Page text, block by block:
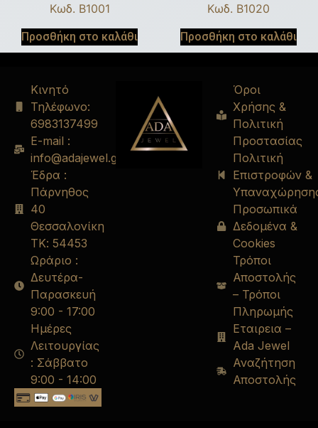
Κωδ. B1001
Προσθήκη στο καλάθι
Κωδ. B1020
Προσθήκη στο καλάθι
Κινητό
Τηλέφωνο:
6983137499
E-mail :
info@adajewel.gr
Έδρα :
Πάρνηθος
40
Θεσσαλονίκη
ΤΚ: 54453
Ωράριο :
Δευτέρα-
Παρασκευή
9:00 - 17:00
Ημέρες
Λειτουργίας
: Σάββατο
9:00 - 14:00
Όροι
Χρήσης &
Πολιτική
Προστασίας
Πολιτική
Επιστροφών &
Προσωπικά
Δεδομένα &
Cookies
Τρόποι
Αποστολής
– Τρόποι
Πληρωμής
Εταιρεια –
Ada Jewel
Αναζήτηση
Αποστολής